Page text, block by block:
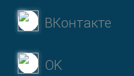
ВКонтакте
OK